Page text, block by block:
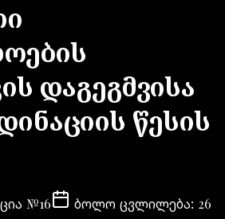
დაგეგმვისა
წესის
№16 ბოლო ცვლილება: 26